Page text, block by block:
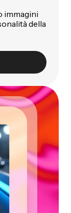
immagini
della